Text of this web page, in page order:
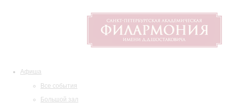
Афиша
Все события
Большой зал